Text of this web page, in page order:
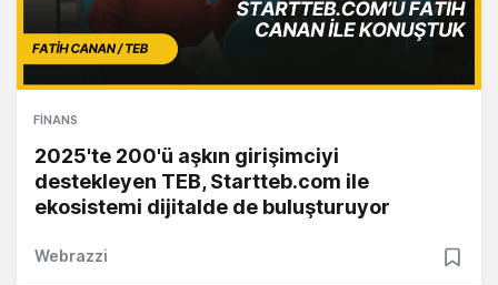
FINANS
2025'te 200'ü aşkın girişimciyi
destekleyen TEB, Startteb.com ile
ekosistemi dijitalde de buluşturuyor
Webrazzi